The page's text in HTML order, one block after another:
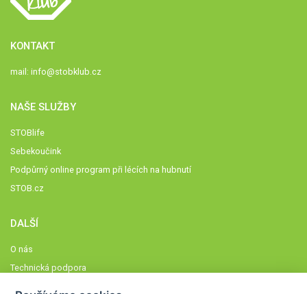
KONTAKT
mail: info@stobklub.cz
NAŠE SLUŽBY
STOBlife
Sebekoučink
Podpůrný online program při lécích na hubnutí
STOB.cz
DALŠÍ
O nás
Technická podpora